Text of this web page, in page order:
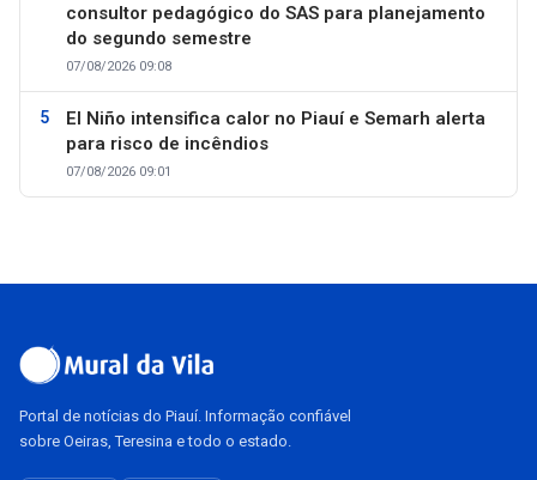
consultor pedagógico do SAS para planejamento
do segundo semestre
07/08/2026 09:08
El Niño intensifica calor no Piauí e Semarh alerta
para risco de incêndios
07/08/2026 09:01
Portal de notícias do Piauí. Informação confiável
sobre Oeiras, Teresina e todo o estado.